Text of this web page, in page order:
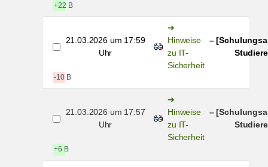
+22 B
21.03.2026 um 17:59
Uhr
Hinweise
zu IT-
Sicherheit
–
-10 B
21.03.2026 um 17:57
Uhr
Hinweise
zu IT-
Sicherheit
–
+6 B